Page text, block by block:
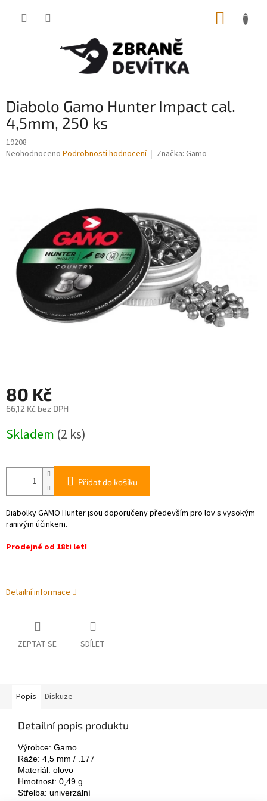
Diabolo Gamo Hunter Impact cal.
4,5mm, 250 ks
19208
Průměrné
hvězdiček.
Neohodnoceno Podrobnosti hodnocení Značka: Gamo
80 Kč
66,12 Kč bez DPH
cena:
Skladem (2 ks)
Přidat do košíku
Diabolky GAMO Hunter jsou doporučeny především pro lov s vysokým
ranivým účinkem.
Prodejné od 18ti let!
Detailní informace
ZEPTAT SE SDÍLET
Popis Diskuze
Detailní popis produktu
Výrobce: Gamo
Ráže: 4,5 mm / .177
Materiál: olovo
Hmotnost: 0,49 g
Střelba: univerzální